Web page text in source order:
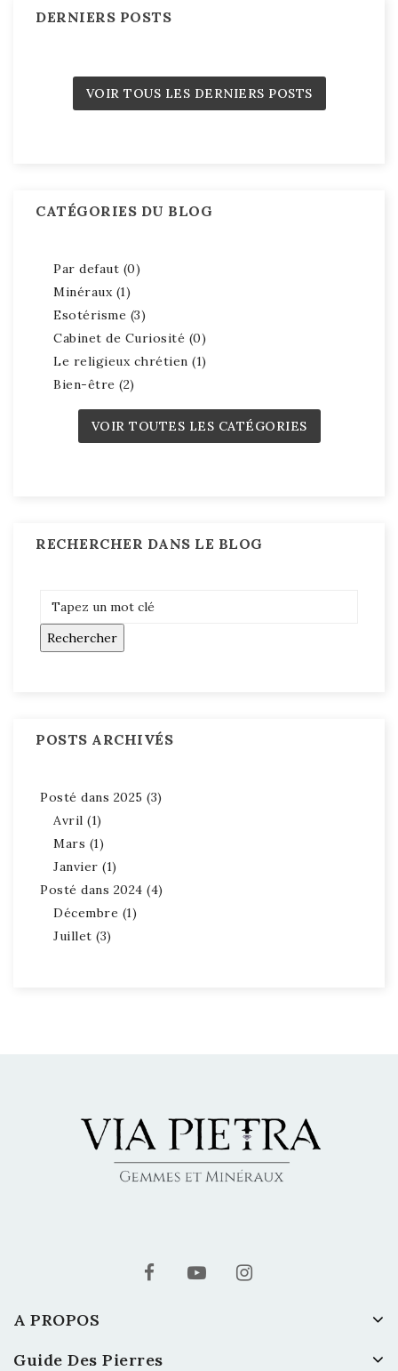
DERNIERS POSTS
VOIR TOUS LES DERNIERS POSTS
CATÉGORIES DU BLOG
Par defaut (0)
Minéraux (1)
Esotérisme (3)
Cabinet de Curiosité (0)
Le religieux chrétien (1)
Bien-être (2)
VOIR TOUTES LES CATÉGORIES
RECHERCHER DANS LE BLOG
POSTS ARCHIVÉS
Posté dans 2025 (3)
Avril (1)
Mars (1)
Janvier (1)
Posté dans 2024 (4)
Décembre (1)
Juillet (3)
A PROPOS
Guide Des Pierres